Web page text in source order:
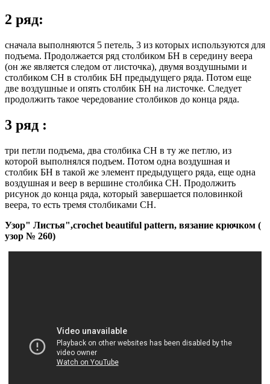
2 ряд:
сначала выполняются 5 петель, 3 из которых используются для
подъема. Продолжается ряд столбиком БН в середину веера
(он же является следом от листочка), двумя воздушными и
столбиком СН в столбик БН предыдущего ряда. Потом еще
две воздушные и опять столбик БН на листочке. Следует
продолжить такое чередование столбиков до конца ряда.
3 ряд :
три петли подъема, два столбика СН в ту же петлю, из
которой выполнялся подъем. Потом одна воздушная и
столбик БН в такой же элемент предыдущего ряда, еще одна
воздушная и веер в вершине столбика СН. Продолжить
рисунок до конца ряда, который завершается половинкой
веера, то есть тремя столбиками СН.
Узор" Листья",crochet beautiful pattern, вязание крючком (
узор № 260)